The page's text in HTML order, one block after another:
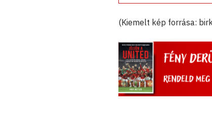
(Kiemelt kép forrása: